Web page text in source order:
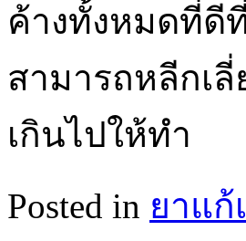
ค้างทั้งหมดที่
สามารถหลีกเ
เกินไปให้ทำ
Posted in ยาแก้